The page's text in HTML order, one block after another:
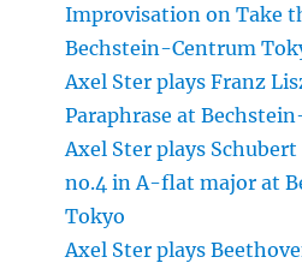
Improvisation on Take
Bechstein-Centrum
Axel Ster plays Franz
Paraphrase at
Axel Ster plays
no.4 in A-flat major at
Tokyo
Axel Ster plays